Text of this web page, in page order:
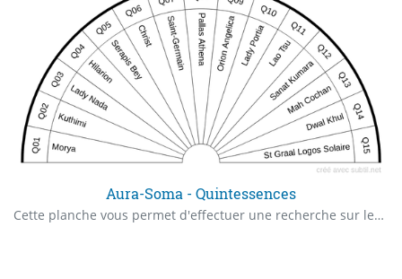
Aura-Soma - Quintessences
Cette planche vous permet d'effectuer une recherche sur les Quintessences proposées par Aur Soma. Quelle essence correspondrait le mieux à .... dans l'instant ? Présentation des quintessences par Aura-Soma : "Les quintessences introduisent une énergie plus subtile dans le système de couleur Aura-Soma. Elles agissent sur le corps astral et éthérique pour fluidifier l’écoulement des énergies en provenance des plans intérieurs. Leur fonction est invocative. Lorsque nous utilisons une quintessence, nous invitons dans notre champ aurique les énergies les plus positives du rayon de couleur avec lequel elle est en relation. Lorsque nous faisons cela, nous invitons les qualités qui siègent au plus profond de nous à se manifester. Les quintessences nous aident à accepter et à reconnaître notre propre beauté intérieure."